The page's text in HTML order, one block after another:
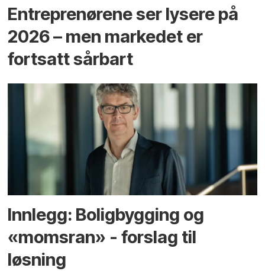
Entreprenørene ser lysere på
2026 – men markedet er
fortsatt sårbart
Innlegg: Boligbygging og
«momsran» - forslag til
løsning